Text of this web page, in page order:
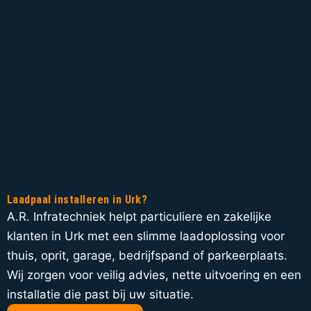
Laadpaal installeren in Urk?
A.R. Infratechniek helpt particuliere en zakelijke
klanten in Urk met een slimme laadoplossing voor
thuis, oprit, garage, bedrijfspand of parkeerplaats.
Wij zorgen voor veilig advies, nette uitvoering en een
installatie die past bij uw situatie.